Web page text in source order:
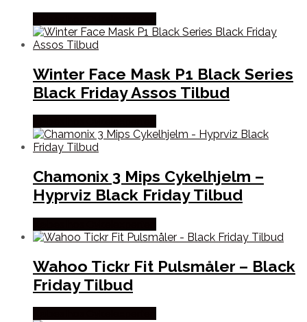
Winter Face Mask P1 Black Series
Black Friday Assos Tilbud
Chamonix 3 Mips Cykelhjelm –
Hyprviz Black Friday Tilbud
Wahoo Tickr Fit Pulsmåler – Black
Friday Tilbud